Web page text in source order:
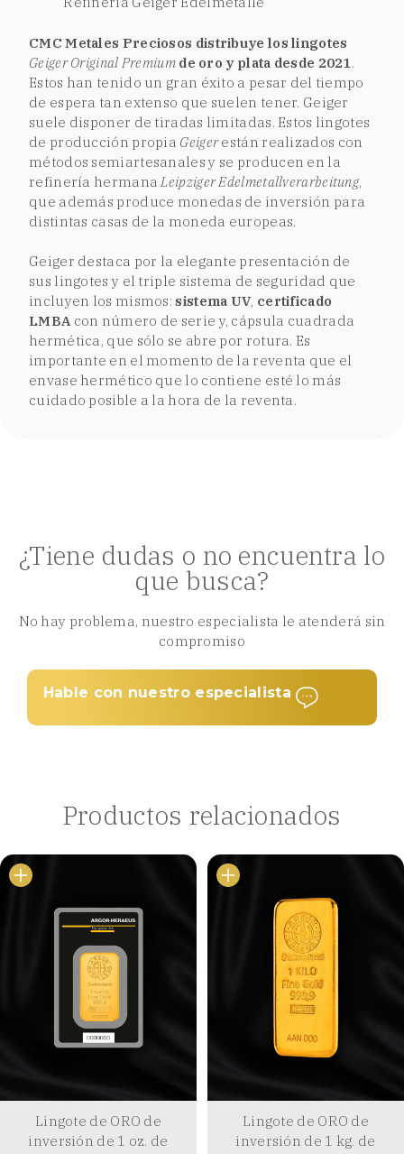
CMC Metales Preciosos distribuye los lingotes
Geiger Original Premiumde oro y plata desde 2021 .
Estos han tenido un gran éxito a pesar del tiempo
de espera tan extenso que suelen tener. Geiger
suele disponer de tiradas limitadas. Estos lingotes
de producción propia Geigerestán realizados con
métodos semiartesanales y se producen en la
refinería hermana Leipziger Edelmetallverarbeitung,
que además produce monedas de inversión para
distintas casas de la moneda europeas.
Geiger destaca por la elegante presentación de
sus lingotes y el triple sistema de seguridad que
incluyen los mismos:sistema UV, certificado
LMBAcon número de serie y, cápsula cuadrada
hermética, que sólo se abre por rotura. Es
importante en el momento de la reventa que el
envase hermético que lo contiene esté lo más
cuidado posible a la hora de la reventa.
¿Tiene dudas o no encuentra lo
que busca?
No hay problema, nuestro especialista le atenderá sin
compromiso
Hable con nuestro especialista
Productos relacionados
Lingote de ORO de
inversión de 1 oz. de
Lingote de ORO de
inversión de 1 kg. de